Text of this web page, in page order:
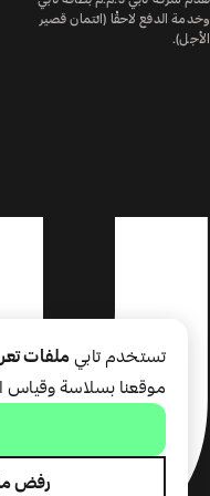
وخدمة الدفع لاحقًا (ائتمان قصير
الأجل).
تستخدم تابي ملفات
موقعنا بسلاسة وقياس
رفض